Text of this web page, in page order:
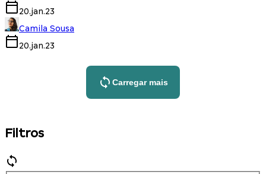
20.jan.23
Camila Sousa
20.jan.23
Carregar mais
Filtros